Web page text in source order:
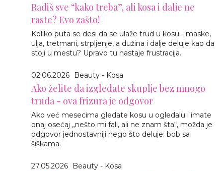
Radiš sve “kako treba”, ali kosa i dalje ne
raste? Evo zašto!
Koliko puta se desi da se ulaže trud u kosu - maske,
ulja, tretmani, strpljenje, a dužina i dalje deluje kao da
stoji u mestu? Upravo tu nastaje frustracija.
02.06.2026 Beauty - Kosa
Ako želite da izgledate skuplje bez mnogo
truda - ova frizura je odgovor
Ako već mesecima gledate kosu u ogledalu i imate
onaj osećaj „nešto mi fali, ali ne znam šta“, možda je
odgovor jednostavniji nego što deluje: bob sa
šiškama.
27.05.2026 Beauty - Kosa